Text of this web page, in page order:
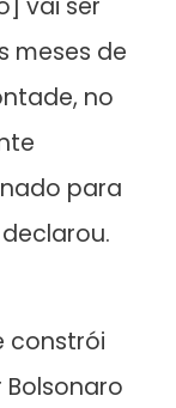
meses de
no
para
constrói